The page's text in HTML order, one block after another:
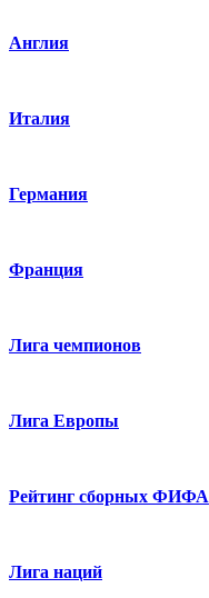
Англия
Италия
Германия
Франция
Лига чемпионов
Лига Европы
Рейтинг сборных ФИФА
Лига наций